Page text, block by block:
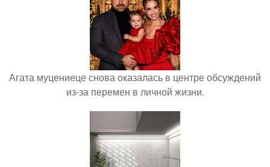
Агата муцениеце снова оказалась в центре обсуждений
из-за перемен в личной жизни.